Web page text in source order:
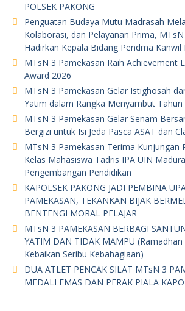
POLSEK PAKONG
Penguatan Budaya Mutu Madrasah
Kolaborasi, dan Pelayanan Prima,
Hadirkan Kepala Bidang Pendma Kanwil
MTsN 3 Pamekasan Raih Achievement
Award 2026
MTsN 3 Pamekasan Gelar Istighosah
Yatim dalam Rangka Menyambut
MTsN 3 Pamekasan Gelar Senam
Bergizi untuk Isi Jeda Pasca ASAT dan
MTsN 3 Pamekasan Terima Kunjungan
Kelas Mahasiswa Tadris IPA UIN
Pengembangan Pendidikan
KAPOLSEK PAKONG JADI PEMBINA
PAMEKASAN, TEKANKAN BIJAK
BENTENGI MORAL PELAJAR
MTsN 3 PAMEKASAN BERBAGI
YATIM DAN TIDAK MAMPU
Kebaikan Seribu Kebahagiaan)
DUA ATLET PENCAK SILAT MTsN 3
MEDALI EMAS DAN PERAK PIALA